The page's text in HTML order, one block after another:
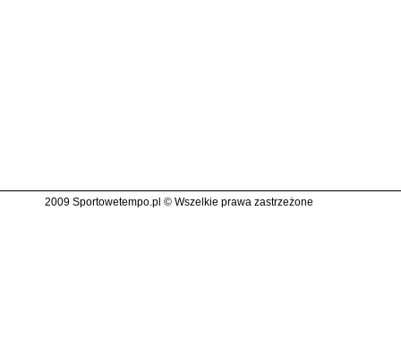
2009 Sportowetempo.pl © Wszelkie prawa zastrzeżone